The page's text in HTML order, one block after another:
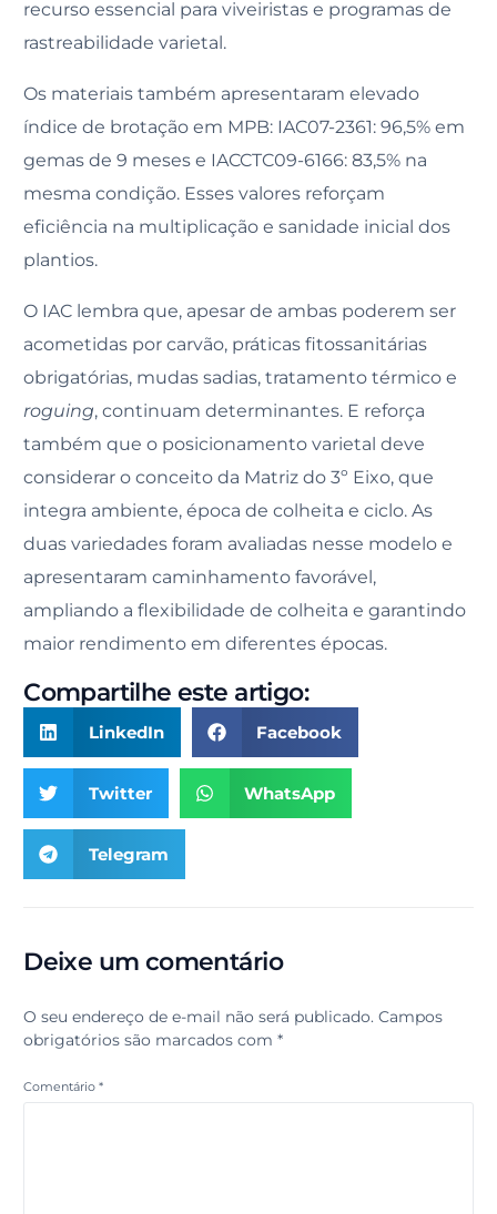
recurso essencial para viveiristas e programas de
rastreabilidade varietal.
Os materiais também apresentaram elevado
índice de brotação em MPB: IAC07-2361: 96,5% em
gemas de 9 meses e IACCTC09-6166: 83,5% na
mesma condição. Esses valores reforçam
eficiência na multiplicação e sanidade inicial dos
plantios.
O IAC lembra que, apesar de ambas poderem ser
acometidas por carvão, práticas fitossanitárias
obrigatórias, mudas sadias, tratamento térmico e
roguing, continuam determinantes. E reforça
também que o posicionamento varietal deve
considerar o conceito da Matriz do 3º Eixo, que
integra ambiente, época de colheita e ciclo. As
duas variedades foram avaliadas nesse modelo e
apresentaram caminhamento favorável,
ampliando a flexibilidade de colheita e garantindo
maior rendimento em diferentes épocas.
Compartilhe este artigo:
LinkedIn Facebook
Twitter WhatsApp
Telegram
Deixe um comentário
O seu endereço de e-mail não será publicado. Campos
obrigatórios são marcados com*
Comentário*